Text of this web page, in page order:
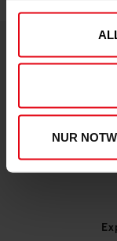
NUR
DEINE